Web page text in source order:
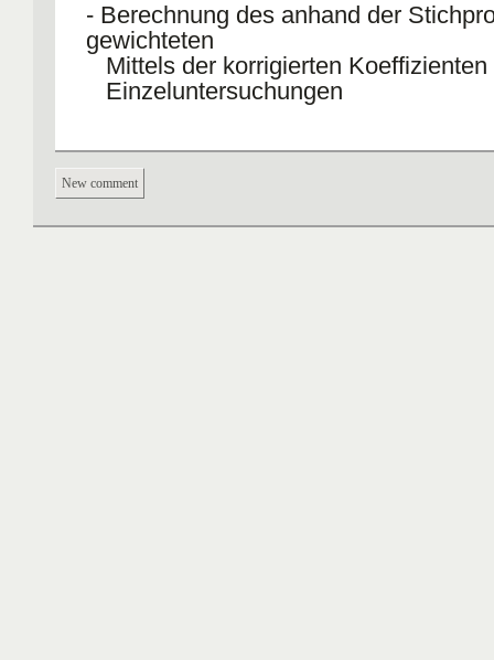
- Berechnung des anhand der
gewichteten
Mittels der korrigierten Koeffizienten
Einzeluntersuchungen
Koeffizienten über die
Studien hinweg (
mit
New comment